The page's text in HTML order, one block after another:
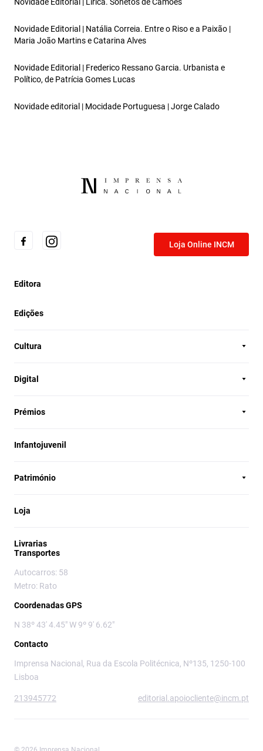
Novidade Editorial | Lírica. Sonetos de Camões
Novidade Editorial | Natália Correia. Entre o Riso e a Paixão |
Maria João Martins e Catarina Alves
Novidade Editorial | Frederico Ressano Garcia. Urbanista e
Político, de Patrícia Gomes Lucas
Novidade editorial | Mocidade Portuguesa | Jorge Calado
Loja Online INCM
Editora
Edições
Cultura
Digital
Prémios
Infantojuvenil
Património
Loja
Livrarias
Transportes
Autocarros: 58
Metro: Rato
Coordenadas GPS
N 38º 43' 4.45" W 9º 9' 6.62"
Contacto
Imprensa Nacional, Rua da Escola Politécnica, Nº135, 1250-100
Lisboa
213945772 editorial.apoiocliente@incm.pt